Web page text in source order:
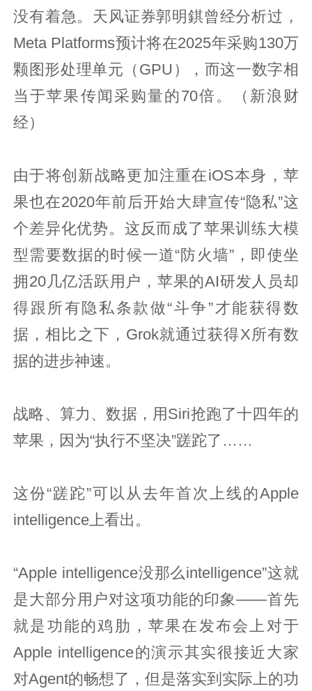
没有着急。天风证券郭明錤曾经分析过，
Meta Platforms预计将在2025年采购130万
颗图形处理单元（GPU），而这一数字相
当于苹果传闻采购量的70倍。（新浪财
经）
由于将创新战略更加注重在iOS本身，苹
果也在2020年前后开始大肆宣传“隐私”这
个差异化优势。这反而成了苹果训练大模
型需要数据的时候一道“防火墙”，即使坐
拥20几亿活跃用户，苹果的AI研发人员却
得跟所有隐私条款做“斗争”才能获得数
据，相比之下，Grok就通过获得X所有数
据的进步神速。
战略、算力、数据，用Siri抢跑了十四年的
苹果，因为“执行不坚决”蹉跎了……
这份“蹉跎”可以从去年首次上线的Apple
intelligence上看出。
“Apple intelligence没那么intelligence”这就
是大部分用户对这项功能的印象——首先
就是功能的鸡肋，苹果在发布会上对于
Apple intelligence的演示其实很接近大家
对Agent的畅想了，但是落实到实际上的功